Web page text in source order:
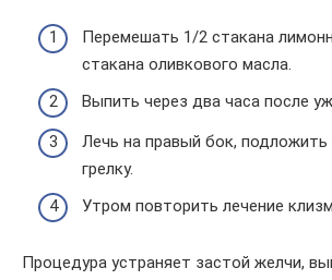
Перемешать 1/2 стакана
стакана оливкового масла.
Выпить через два часа после
Лечь на правый бок, подложить
грелку.
Утром повторить лечение
Процедура устраняет застой желчи,